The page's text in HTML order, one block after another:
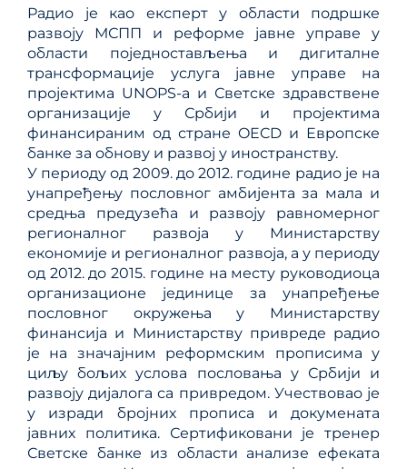
Радио је као експерт у области подршке
развоју МСПП и реформе јавне управе у
области поједностављења и дигиталне
трансформације услуга јавне управе на
пројектима UNOPS-а и Светске здравствене
организације у Србији и пројектима
финансираним од стране OECD и Европске
банке за обнову и развој у иностранству.
У периоду од 2009. до 2012. године радио је на
унапређењу пословног амбијента за мала и
средња предузећа и развоју равномерног
регионалног развоја у Министарству
економије и регионалног развоја, а у периоду
од 2012. до 2015. године на месту руководиоца
организационе јединице за унапређење
пословног окружења у Министарству
финансија и Министарству привреде радио
је на значајним реформским прописима у
циљу бољих услова пословања у Србији и
развоју дијалога са привредом. Учествовао је
у изради бројних прописа и докумената
јавних политика. Сертификовани је тренер
Светске банке из области анализе ефеката